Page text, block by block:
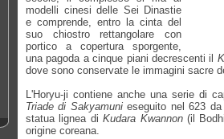
modelli cinesi delle Sei Dinastie
e comprende, entro la cinta del
suo chiostro rettangolare con
portico a copertura sporgente,
una pagoda a cinque piani decrescenti il
dove sono conservate le immagini sacre
L'Horyu-ji contiene anche una serie di
Triade di Sakyamunieseguito nel 623
statua lignea diKudara Kwannon(il
origine coreana.